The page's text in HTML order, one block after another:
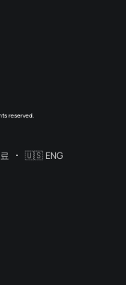
랑거리는 아침 햇살
reserved.
🇺🇸 ENG